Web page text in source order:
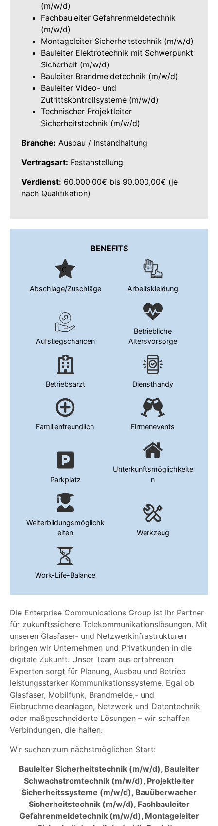
Die Enterprise Communications Group ist Ihr Partner
für zukunftssichere Telekommunikationslösungen. Mit
unseren Glasfaser- und Netzwerkinfrastrukturen
bringen wir Unternehmen und Privatkunden in die
digitale Zukunft. Unser Team aus erfahrenen
Experten sorgt für Planung, Ausbau und Betrieb
leistungsstarker Kommunikationssysteme. Egal ob
Glasfaser, Mobilfunk, Brandmelde,- und
Einbruchmeldeanlagen, Netzwerk und Datentechnik
oder maßgeschneiderte Lösungen – wir schaffen
Verbindungen, die halten.
Wir suchen zum nächstmöglichen Start:
Bauleiter Sicherheitstechnik (m/w/d), Bauleiter
Schwachstromtechnik (m/w/d), Projektleiter
Sicherheitssysteme (m/w/d), Bauüberwacher
Sicherheitstechnik (m/w/d), Fachbauleiter
Gefahrenmeldetechnik (m/w/d), Montageleiter
(m/w/d)
Fachbauleiter Gefahrenmeldetechnik
(m/w/d)
Montageleiter Sicherheitstechnik (m/w/d)
Bauleiter Elektrotechnik mit Schwerpunkt
Sicherheit (m/w/d)
Bauleiter Brandmeldetechnik (m/w/d)
Bauleiter Video- und
Zutrittskontrollsysteme (m/w/d)
Technischer Projektleiter
Sicherheitstechnik (m/w/d)
Branche: Ausbau / Instandhaltung
Vertragsart: Festanstellung
Verdienst: 60.000,00€ bis 90.000,00€ (je
nach Qualifikation)
BENEFITS
Abschläge/Zuschläge Arbeitskleidung
Aufstiegschancen
Betriebliche
Altersvorsorge
Betriebsarzt Diensthandy
Familienfreundlich Firmenevents
Parkplatz
Unterkunftsmöglichkeite
n
Weiterbildungsmöglichk
eiten
Werkzeug
Work-Life-Balance